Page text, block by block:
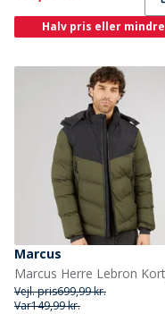
Halv pris eller mindre
Marcus
Vejl. pris699,99 kr.
Var149,99 kr.